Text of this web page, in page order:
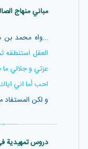
مباني منهاج
...واه محمد بن
العقل استنطقه
عزتي و جلالي
احب أما اني
و لكن
دروس تمهیدیة